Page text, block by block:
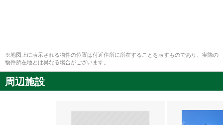
※地図上に表示される物件の位置は付近住所に所在することを表すものであり、実際の
物件所在地とは異なる場合がございます。
周辺施設